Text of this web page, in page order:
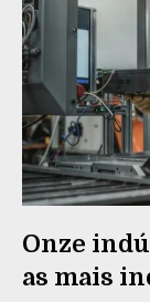
Onze
as mais